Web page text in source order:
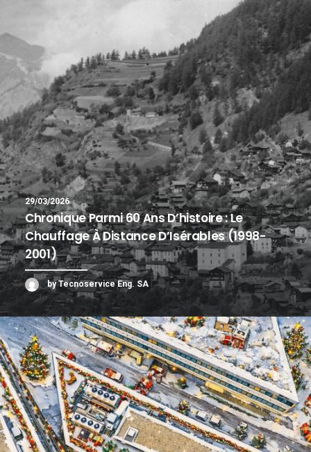
RECHERCHE
29/03/2026
Chronique Parmi 60 Ans D’histoire : Le
Chauffage À Distance D’Isérables (1998-
2001)
by Tecnoservice Eng. SA